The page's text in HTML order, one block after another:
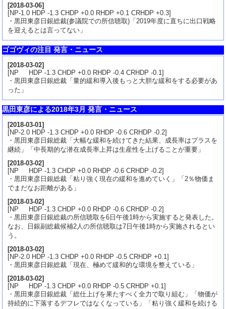
[2018-03-06]
[NP-1.0 HDP -1.3 CHDP +0.0 RHDP +0.1 CRHDP +0.3]
・黒田東彦日銀総裁(参議院での所信聴取)「2019年度に直ちに出口戦略
を迎えるとは言ってない」
ゴゴヴィの注目 発言・ニュース
[2018-03-02]
[NP HDP -1.3 CHDP +0.0 RHDP -0.4 CRHDP -0.1]
・黒田東彦日銀総裁「量的緩和導入後もっと大胆な緩和をする必要があ
った」
黒田東彦による2018年3月 発言・ニュース
[2018-03-01]
[NP-2.0 HDP -1.3 CHDP +0.0 RHDP -0.6 CRHDP -0.2]
・黒田東彦日銀総裁「大幅な緩和を続けてきた結果、成長率はプラスを
継続」「中長期的な潜在成長率上昇は生産性を上げることが重要」
[2018-03-02]
[NP HDP -1.3 CHDP +0.0 RHDP -0.6 CRHDP -0.2]
・黒田東彦日銀総裁「粘り強く現在の緩和を進めていく」「2％物価ま
でまだなお距離がある」
[2018-03-02]
[NP HDP -1.3 CHDP +0.0 RHDP -0.6 CRHDP -0.2]
・黒田東彦日銀総裁の所信聴取を6日午後1時から実施すると発表した。
なお、日銀副総裁候補2人の所信聴取は7日午後1時から実施されるとい
う。
[2018-03-02]
[NP-2.0 HDP -1.3 CHDP +0.0 RHDP -0.5 CRHDP +0.1]
・黒田東彦日銀総裁「現在、極めて緩和的な環境を整えている」
[2018-03-02]
[NP HDP -1.3 CHDP +0.0 RHDP -0.5 CRHDP +0.1]
・黒田東彦日銀総裁「総仕上げを果たすべく全力で取り組む」「物価が
持続的に下落するデフレではなくなっている」「粘り強く緩和を続ける